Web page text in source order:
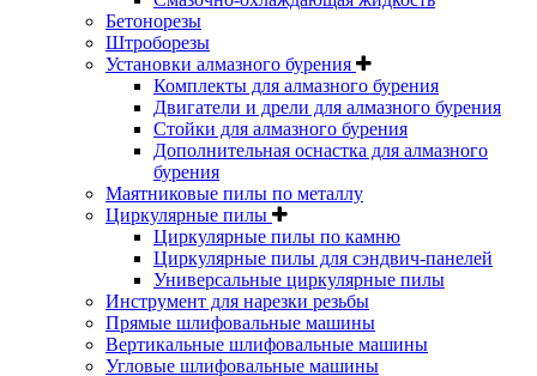
Бетонорезы
Штроборезы
Установки алмазного бурения
Комплекты для алмазного бурения
Двигатели и дрели для алмазного бурения
Стойки для алмазного бурения
Дополнительная оснастка для алмазного
бурения
Маятниковые пилы по металлу
Циркулярные пилы
Циркулярные пилы по камню
Циркулярные пилы для сэндвич-панелей
Универсальные циркулярные пилы
Инструмент для нарезки резьбы
Прямые шлифовальные машины
Вертикальные шлифовальные машины
Угловые шлифовальные машины